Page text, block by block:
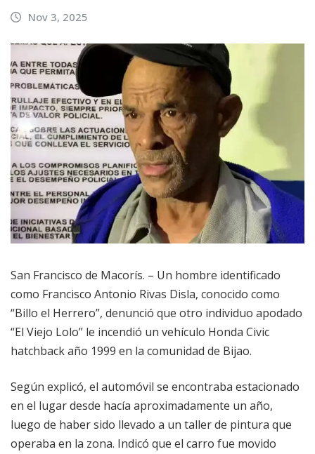
Nov 3, 2025
San Francisco de Macorís. – Un hombre identificado
como Francisco Antonio Rivas Disla, conocido como
“Billo el Herrero”, denunció que otro individuo apodado
“El Viejo Lolo” le incendió un vehículo Honda Civic
hatchback año 1999 en la comunidad de Bijao.
Según explicó, el automóvil se encontraba estacionado
en el lugar desde hacía aproximadamente un año,
luego de haber sido llevado a un taller de pintura que
operaba en la zona. Indicó que el carro fue movido